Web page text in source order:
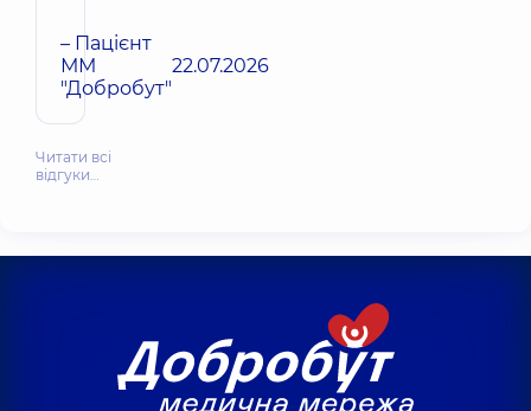
– Пацієнт
ММ
"Добробут"
22.07.2026
Читати всі
відгуки…